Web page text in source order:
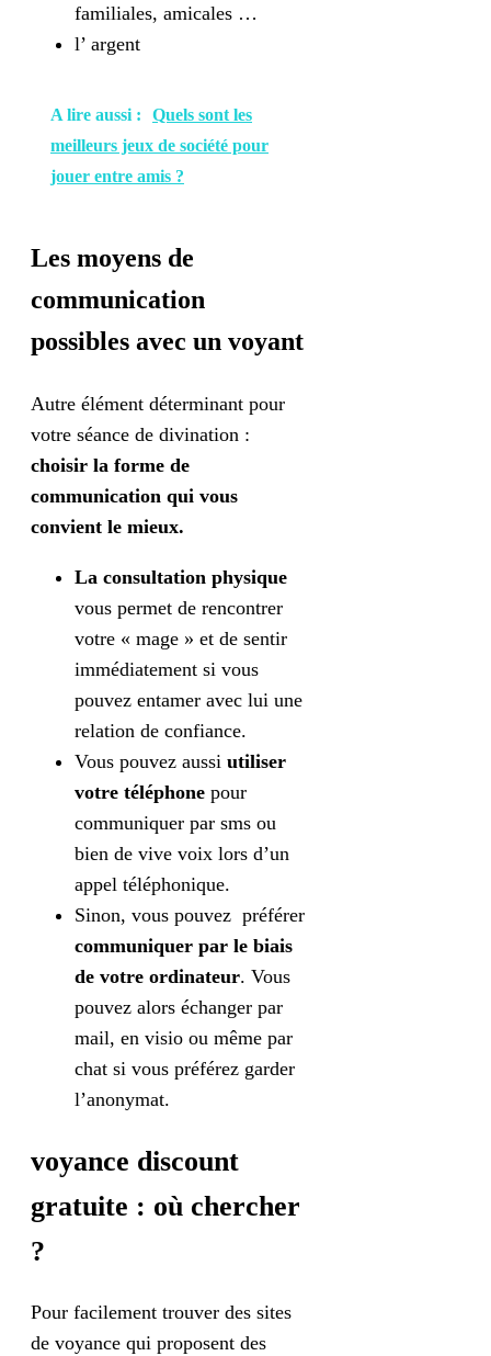
familiales, amicales …
l’ argent
A lire aussi :
Quels sont les
meilleurs jeux de société pour
jouer entre amis ?
Les moyens de
communication
possibles avec un voyant
Autre élément déterminant pour
votre séance de divination :
choisir la forme de
communication qui vous
convient le mieux.
La consultation physique
vous permet de rencontrer
votre « mage » et de sentir
immédiatement si vous
pouvez entamer avec lui une
relation de confiance.
Vous pouvez aussi utiliser
votre téléphone pour
communiquer par sms ou
bien de vive voix lors d’un
appel téléphonique.
Sinon, vous pouvez préférer
communiquer par le biais
de votre ordinateur. Vous
pouvez alors échanger par
mail, en visio ou même par
chat si vous préférez garder
l’anonymat.
voyance discount
gratuite : où chercher
?
Pour facilement trouver des sites
de voyance qui proposent des